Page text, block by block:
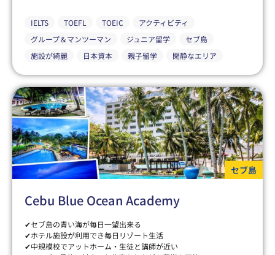
IELTS TOEFL TOEIC
アクティビティ
グループ＆マンツーマン
ジュニア留学
セブ島
施設が綺麗
日本資本 親子留学 閑静なエリア
セブ島
Cebu Blue Ocean Academy
✔セブ島の青い海が毎日一望出来る
✔ホテル施設が利用でき毎日リゾート生活
✔中規模校でアットホーム・生徒と講師が近い